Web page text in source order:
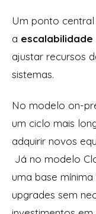
Um ponto
a escalabilidade
ajustar recursos
sistemas.
No modelo on-
um ciclo mais
adquirir novos
Já no modelo
uma base
upgrades sem